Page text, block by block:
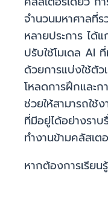
จำนวนมหาศาลที่
หลายประการ ได้
ปรับใช้โมเดล AI
ด้วยการแบ่งใช้ตัว
โหลดการฝึกและก
ช่วยให้สามารถใช้
ที่มีอยู่ได้อย่างราบ
ทำงานข้ามคลัสเต
หากต้องการเรียน